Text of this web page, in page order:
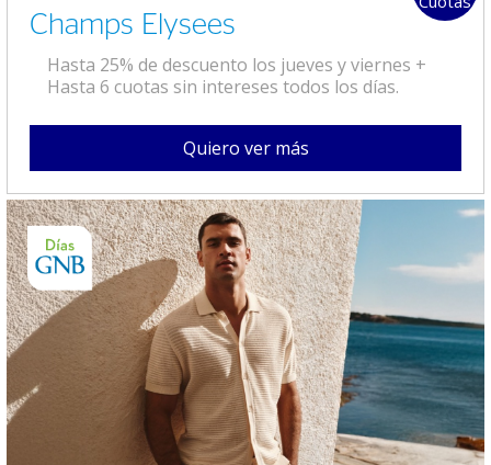
Champs Elysees
Hasta 25% de descuento los jueves y viernes +
Hasta 6 cuotas sin intereses todos los días.
Quiero ver más